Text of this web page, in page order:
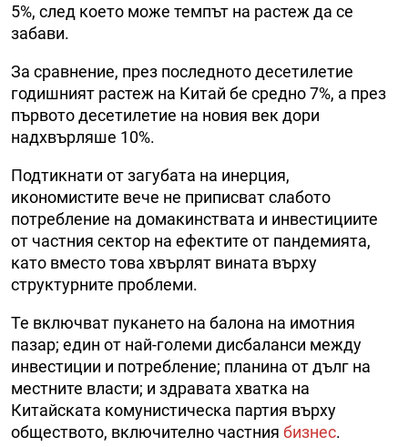
5%, след което може темпът на растеж да се
забави.
За сравнение, през последното десетилетие
годишният растеж на Китай бе средно 7%, а през
първото десетилетие на новия век дори
надхвърляше 10%.
Подтикнати от загубата на инерция,
икономистите вече не приписват слабото
потребление на домакинствата и инвестициите
от частния сектор на ефектите от пандемията,
като вместо това хвърлят вината върху
структурните проблеми.
Те включват пукането на балона на имотния
пазар; един от най-големи дисбаланси между
инвестиции и потребление; планина от дълг на
местните власти; и здравата хватка на
Китайската комунистическа партия върху
обществото, включително частния бизнес.